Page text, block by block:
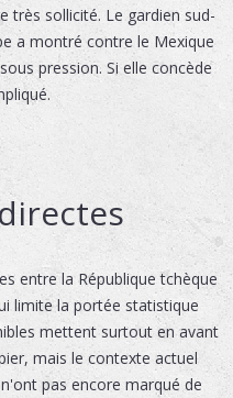
très sollicité. Le gardien sud-
a montré contre le Mexique
pression. Si elle concède
entre la République tchèque
limite la portée statistique
mettent surtout en avant
mais le contexte actuel
pas encore marqué de